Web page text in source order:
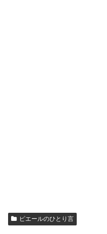
ピエールのひとり言